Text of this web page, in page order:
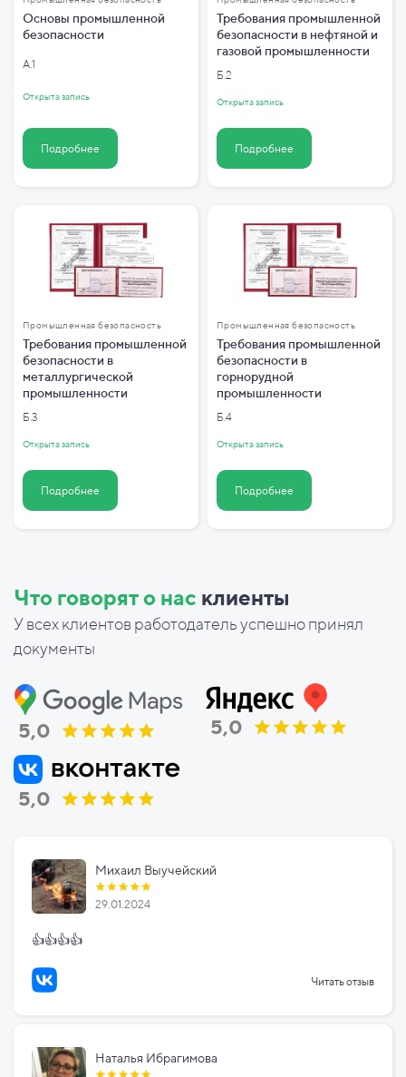
Основы промышленной
безопасности
А.1
Открыта запись
Подробнее
Требования промышленной
безопасности в нефтяной и
газовой промышленности
Б.2
Открыта запись
Подробнее
Промышленная безопасность
Требования промышленной
безопасности в
металлургической
промышленности
Б.3
Открыта запись
Подробнее
Промышленная безопасность
Требования промышленной
безопасности в
горнорудной
промышленности
Б.4
Открыта запись
Подробнее
Что говорят о нас клиенты
У всех клиентов работодатель успешно принял
документы
5,0 5,0
5,0
Михаил Выучейский
29.01.2024
👍👍👍👍
Читать отзыв
Наталья Ибрагимова